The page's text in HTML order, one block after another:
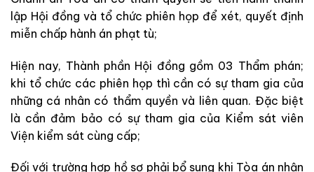
lập Hội đồng và tổ chức phiên họp để xét, quyết định
miễn chấp hành án phạt tù;
Hiện nay, Thành phần Hội đồng gồm 03 Thẩm phán;
khi tổ chức các phiên họp thì cần có sự tham gia của
những cá nhân có thẩm quyền và liên quan. Đặc biệt
là cần đảm bảo có sự tham gia của Kiểm sát viên
Viện kiểm sát cùng cấp;
Đối với trường hợp hồ sơ phải bổ sung khi Tòa án nhận